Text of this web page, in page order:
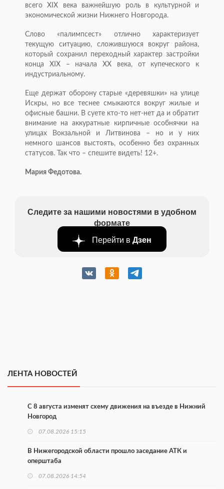
всего XIX века важнейшую роль в культурной и
экономической жизни Нижнего Новгорода.
Слово «палимпсест» отлично характеризует
текущую ситуацию, сложившуюся вокруг района,
который сохранил переходный характер застройки
конца XIX – начала XX века, от купеческого к
индустриальному.
Еще держат оборону старые «деревяшки» на улице
Искры, но все теснее смыкаются вокруг жилые и
офисные башни. В суете кто-то нет-нет да и обратит
внимание на аккуратные кирпичные особнячки на
улицах Вокзальной и Литвинова – но и у них
немного шансов выстоять, особенно без охранных
статусов. Так что – спешите видеть! 12+.
Мария Федотова.
Следите за нашими новостями в удобном
формате
Перейти в Дзен
ЛЕНТА НОВОСТЕЙ
С 8 августа изменят схему движения на въезде в Нижний
Новгород
07.08.2026 15:15
В Нижегородской области прошло заседание АТК и
оперштаба
07.08.2026 14:54